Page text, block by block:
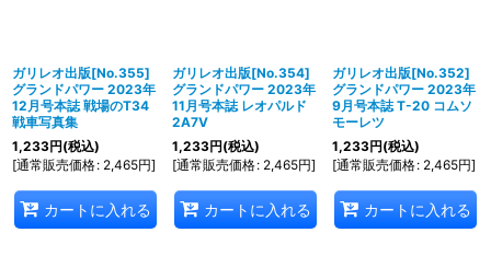
絞り込む
ガリレオ出版[No.355]
グランドパワー 2023年
12月号本誌 戦場のT34
戦車写真集
1,233円(税込)
[通常販売価格: 2,465円]
カートに入れる
ガリレオ出版[No.354]
グランドパワー 2023年
11月号本誌 レオパルド
2A7V
1,233円(税込)
[通常販売価格: 2,465円]
カートに入れる
ガリレオ出版[No.352]
グランドパワー 2023年
9月号本誌 T-20 コムソ
モーレツ
1,233円(税込)
[通常販売価格: 2,465円]
カートに入れる